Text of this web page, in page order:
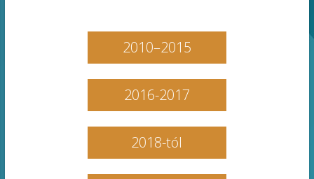
2010–2015
2016-2017
2018-tól